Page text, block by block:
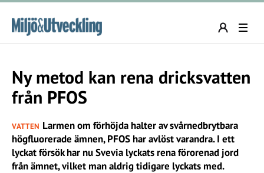
Ny metod kan rena dricksvatten
från PFOS
VATTEN Larmen om förhöjda halter av svårnedbrytbara
högfluorerade ämnen, PFOS har avlöst varandra. I ett
lyckat försök har nu Svevia lyckats rena förorenad jord
från ämnet, vilket man aldrig tidigare lyckats med.